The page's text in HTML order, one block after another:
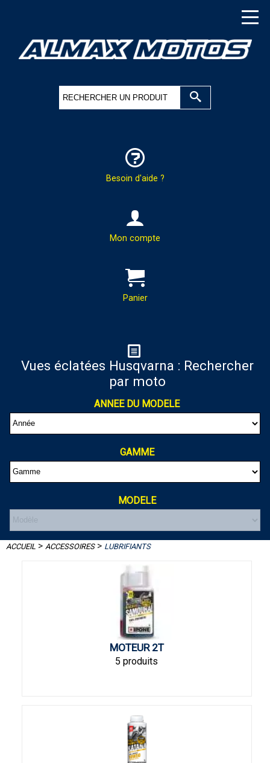
Besoin d'aide ?
HOTLINE & COMMANDES
PAR TÉLÉPHONE :
PAR MAIL :
Contactez-nous pour toutes
demandes de renseignements
Mon compte
Panier
Panier
Votre panier est vide
Vues éclatées Husqvarna : Rechercher
par moto
ANNEE DU MODELE
GAMME
MODELE
ACCUEIL > ACCESSOIRES> LUBRIFIANTS
MOTEUR 2T
5 produits